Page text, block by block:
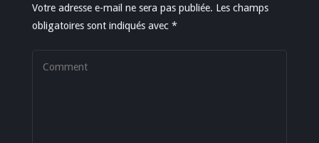
Votre adresse e-mail ne sera pas publiée. Les champs
obligatoires sont indiqués avec *